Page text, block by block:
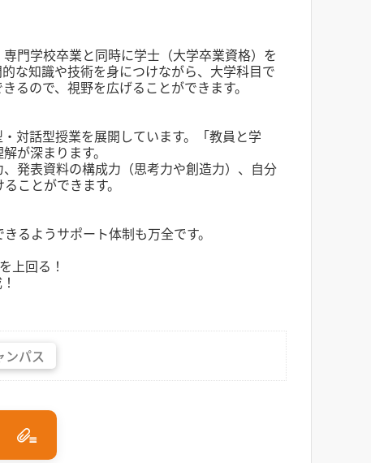
門学校卒業と同時に学士（大学卒業資格）を
な知識や技術を身につけながら、大学科目で
るので、視野を広げることができます。
対話型授業を展開しています。「教員と学
が深まります。
発表資料の構成力（思考力や創造力）、自分
ことができます。
るようサポート体制も万全です。
上回る！
ンパス